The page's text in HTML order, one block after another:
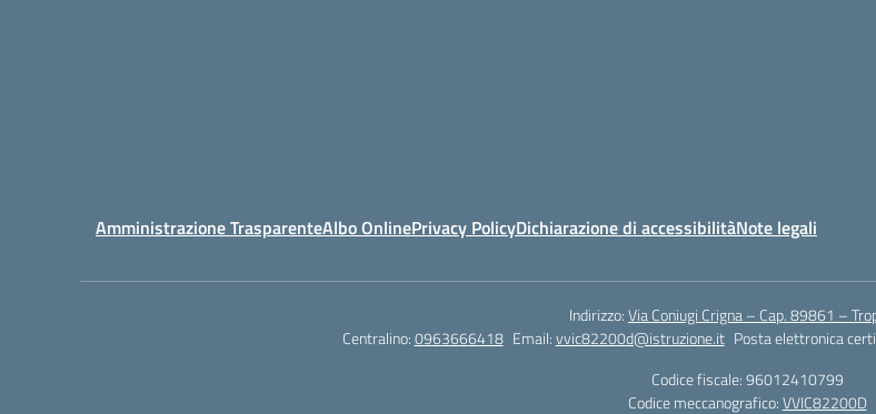
Amministrazione TrasparenteAlbo OnlinePrivacy PolicyDichiarazione di accessibilitàNote legali
Indirizzo:Via Coniugi Crigna – Cap. 89861 –
Centralino:0963666418 Email:vvic82200d@istruzione.it Posta elettronica
Codice fiscale: 96012410799
Codice meccanografico:VVIC82200D